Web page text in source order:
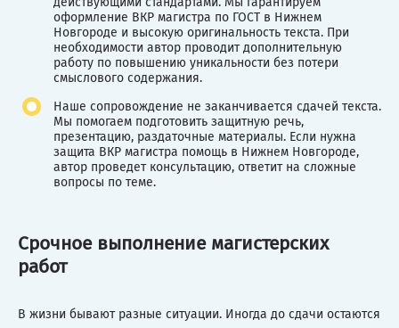
оформление ВКР магистра по ГОСТ в Нижнем
Новгороде и высокую оригинальность текста. При
необходимости автор проводит дополнительную
работу по повышению уникальности без потери
смыслового содержания.
Наше сопровождение не заканчивается сдачей текста.
Мы помогаем подготовить защитную речь,
презентацию, раздаточные материалы. Если нужна
защита ВКР магистра помощь в Нижнем Новгороде,
автор проведет консультацию, ответит на сложные
вопросы по теме.
Срочное выполнение магистерских
работ
В жизни бывают разные ситуации. Иногда до сдачи остаются